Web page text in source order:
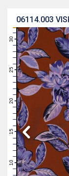
06114.003
8
9
10
11
12
13
14
15
16
17
18
19
20
21
22
24
25
26
27
28
29
30
31